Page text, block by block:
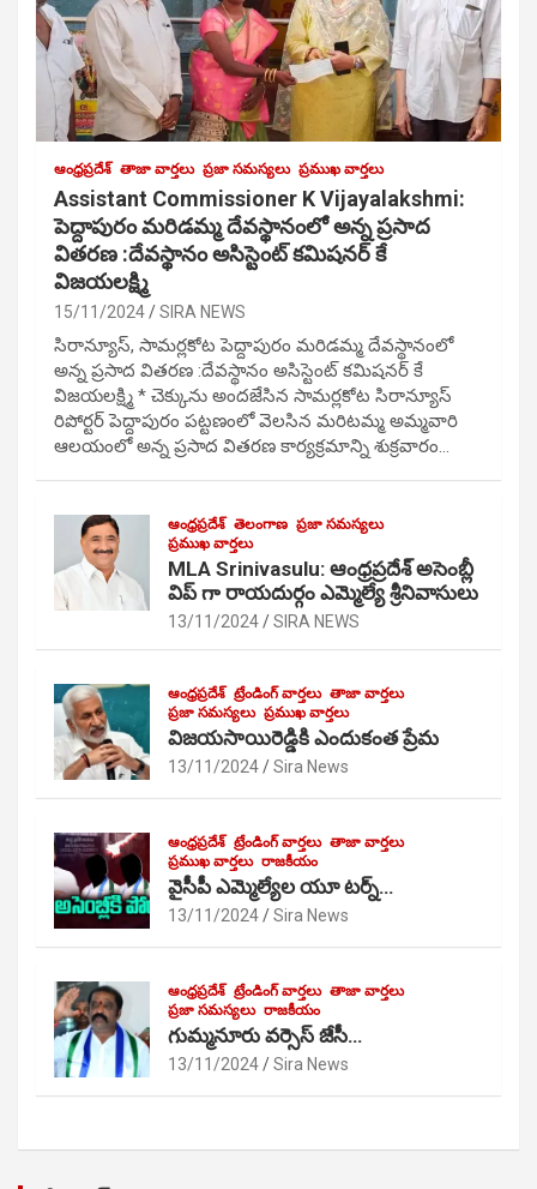
ఆంధ్రప్రదేశ్ తాజా వార్తలు ప్రజా సమస్యలు ప్రముఖ వార్తలు
Assistant Commissioner K Vijayalakshmi:
పెద్దాపురం మరిడమ్మ దేవస్థానంలో అన్న ప్రసాద
వితరణ :దేవస్థానం అసిస్టెంట్ కమిషనర్ కే
విజయలక్ష్మి
15/11/2024 SIRA NEWS
సిరాన్యూస్, సామర్లకోట పెద్దాపురం మరిడమ్మ దేవస్థానంలో
అన్న ప్రసాద వితరణ :దేవస్థానం అసిస్టెంట్ కమిషనర్ కే
విజయలక్ష్మి * చెక్కును అందజేసిన సామర్లకోట సిరాన్యూస్
రిపోర్టర్ పెద్దాపురం పట్టణంలో వెలసిన మరిటమ్మ అమ్మవారి
ఆలయంలో అన్న ప్రసాద వితరణ కార్యక్రమాన్ని శుక్రవారం…
ఆంధ్రప్రదేశ్ తెలంగాణ ప్రజా సమస్యలు
ప్రముఖ వార్తలు
MLA Srinivasulu: ఆంధ్రప్రదేశ్ అసెంబ్లీ
విప్ గా రాయదుర్గం ఎమ్మెల్యే శ్రీనివాసులు
13/11/2024 SIRA NEWS
ఆంధ్రప్రదేశ్ ట్రేండింగ్ వార్తలు తాజా వార్తలు
ప్రజా సమస్యలు ప్రముఖ వార్తలు
విజయసాయిరెడ్డికి ఎందుకంత ప్రేమ
13/11/2024 Sira News
ఆంధ్రప్రదేశ్ ట్రేండింగ్ వార్తలు తాజా వార్తలు
ప్రముఖ వార్తలు రాజకీయం
వైసీపీ ఎమ్మెల్యేల యూ టర్న్…
13/11/2024 Sira News
ఆంధ్రప్రదేశ్ ట్రేండింగ్ వార్తలు తాజా వార్తలు
ప్రజా సమస్యలు రాజకీయం
గుమ్మనూరు వర్సెస్ జేసీ…
13/11/2024 Sira News